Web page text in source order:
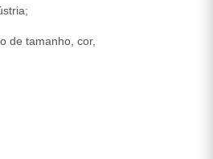
de tamanho, cor,